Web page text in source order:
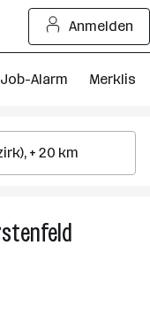
Anmelden
Job-Alarm Merkliste